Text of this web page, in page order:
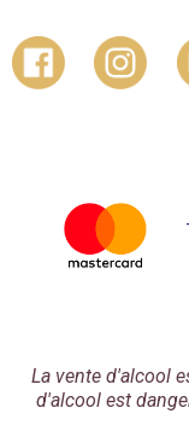
La vente d'alcool
d'alcool est